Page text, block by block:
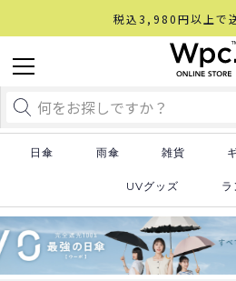
税込3,980円以上で
日傘 雨傘 雑貨
UVグッズ ラ